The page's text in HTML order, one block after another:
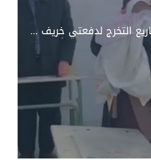
مناقشة مشاريع التخرج لدفعتي خريف وربيع 2023